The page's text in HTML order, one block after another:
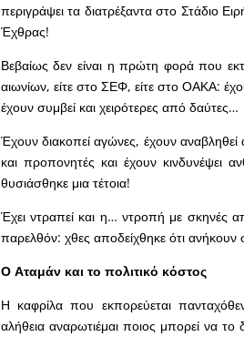
περιγράψει τα διατρέξαντα στο Στάδιο
Έχθρας!
Βεβαίως δεν είναι η πρώτη φορά που
αιωνίων, είτε στο ΣΕΦ, είτε στο ΟΑΚΑ:
έχουν συμβεί και χειρότερες από δαύτες…
Έχουν διακοπεί αγώνες, έχουν
και προπονητές και έχουν κινδυνέψει
θυσιάσθηκε μια τέτοια!
Έχει ντραπεί και η… ντροπή με σκηνές
παρελθόν: χθες αποδείχθηκε ότι
Ο Αταμάν και το πολιτικό κόστος
Η καφρίλα που εκπορεύεται
αλήθεια αναρωτιέμαι ποιος μπορεί να